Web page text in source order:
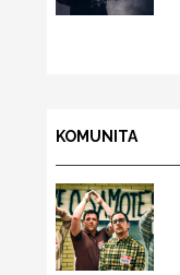
KOMUNITA